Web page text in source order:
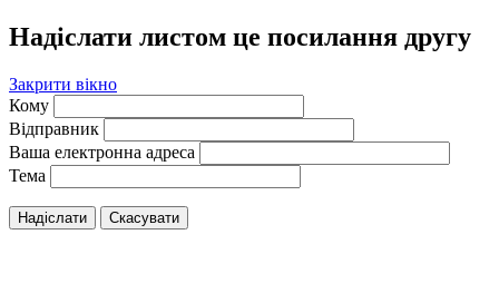
Надіслати листом це посилання другу
Закрити вікно
Кому
Відправник
Ваша електронна адреса
Тема
Надіслати Скасувати